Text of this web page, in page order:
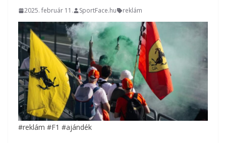
2025. február 11. SportFace.hu reklám
#reklám #F1 #ajándék